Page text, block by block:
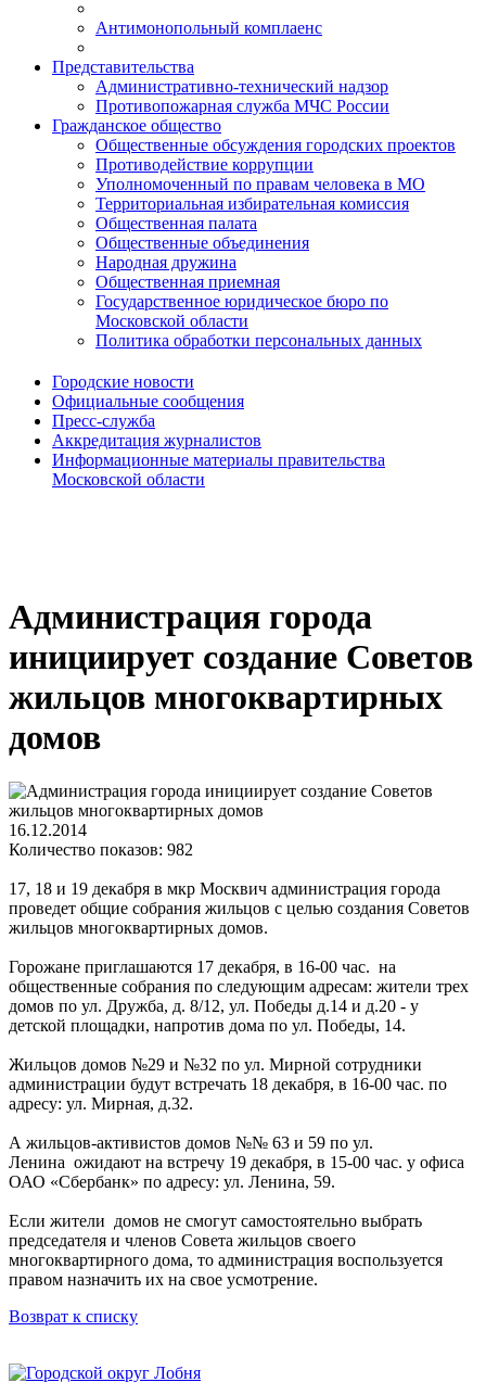
Антимонопольный комплаенс
Представительства
Административно-технический надзор
Противопожарная служба МЧС России
Гражданское общество
Общественные обсуждения городских проектов
Противодействие коррупции
Уполномоченный по правам человека в МО
Территориальная избирательная комиссия
Общественная палата
Общественные объединения
Народная дружина
Общественная приемная
Государственное юридическое бюро по
Московской области
Политика обработки персональных данных
Городские новости
Официальные сообщения
Пресс-служба
Аккредитация журналистов
Информационные материалы правительства
Московской области
Администрация города
инициирует создание Советов
жильцов многоквартирных
домов
16.12.2014
Количество показов: 982
17, 18 и 19 декабря в мкр Москвич администрация города
проведет общие собрания жильцов с целью создания Советов
жильцов многоквартирных домов.
Горожане приглашаются 17 декабря, в 16-00 час. на
общественные собрания по следующим адресам: жители трех
домов по ул. Дружба, д. 8/12, ул. Победы д.14 и д.20 - у
детской площадки, напротив дома по ул. Победы, 14.
Жильцов домов №29 и №32 по ул. Мирной сотрудники
администрации будут встречать 18 декабря, в 16-00 час. по
адресу: ул. Мирная, д.32.
А жильцов-активистов домов №№ 63 и 59 по ул.
Ленина ожидают на встречу 19 декабря, в 15-00 час. у офиса
ОАО «Сбербанк» по адресу: ул. Ленина, 59.
Если жители домов не смогут самостоятельно выбрать
председателя и членов Совета жильцов своего
многоквартирного дома, то администрация воспользуется
правом назначить их на свое усмотрение.
Возврат к списку